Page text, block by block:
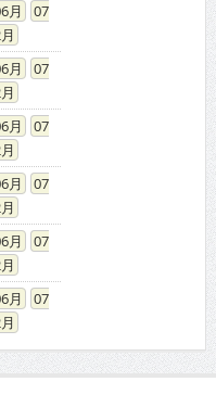
07
07
07
07
07
07